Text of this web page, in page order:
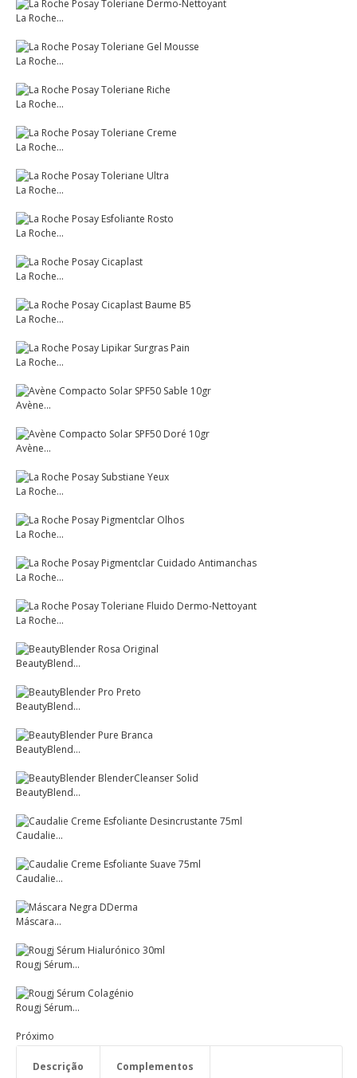
La Roche...
La Roche...
La Roche...
La Roche...
La Roche...
La Roche...
La Roche...
La Roche...
La Roche...
Avène...
Avène...
La Roche...
La Roche...
La Roche...
La Roche...
BeautyBlend...
BeautyBlend...
BeautyBlend...
BeautyBlend...
Caudalie...
Caudalie...
Máscara...
Rougj Sérum...
Rougj Sérum...
Próximo
Descrição Complementos